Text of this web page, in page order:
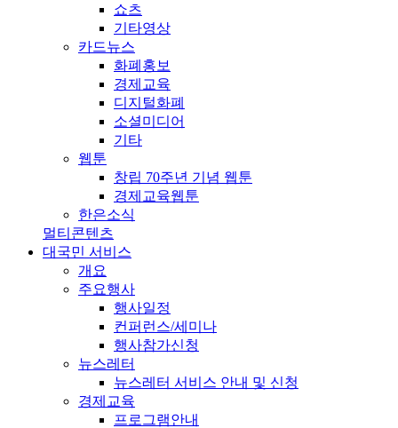
쇼츠
기타영상
카드뉴스
화폐홍보
경제교육
디지털화폐
소셜미디어
기타
웹툰
창립 70주년 기념 웹툰
경제교육웹툰
한은소식
멀티콘텐츠
대국민 서비스
개요
주요행사
행사일정
컨퍼런스/세미나
행사참가신청
뉴스레터
뉴스레터 서비스 안내 및 신청
경제교육
프로그램안내